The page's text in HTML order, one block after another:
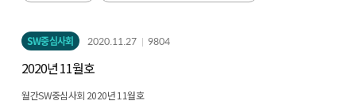
SW중심사회 2020.11.27 9804
2020년 11월호
월간SW중심사회 2020년 11월호